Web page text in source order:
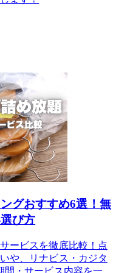
グおすすめ6選！無
び方
ービスを徹底比較！点
や、リナビス・カジタ
間・サービス内容を一